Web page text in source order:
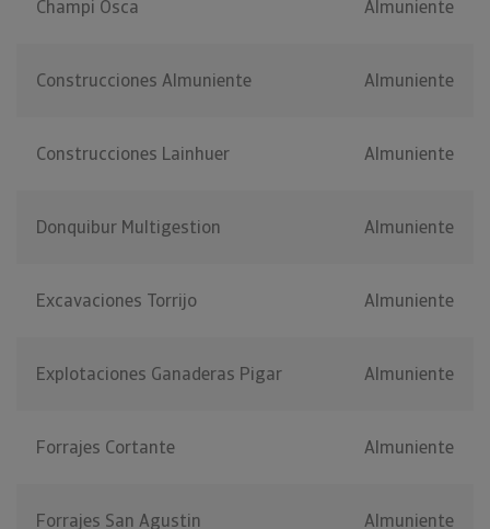
Champi Osca Almuniente
Construcciones Almuniente Almuniente
Construcciones Lainhuer Almuniente
Donquibur Multigestion Almuniente
Excavaciones Torrijo Almuniente
Explotaciones Ganaderas Pigar Almuniente
Forrajes Cortante Almuniente
Forrajes San Agustin Almuniente